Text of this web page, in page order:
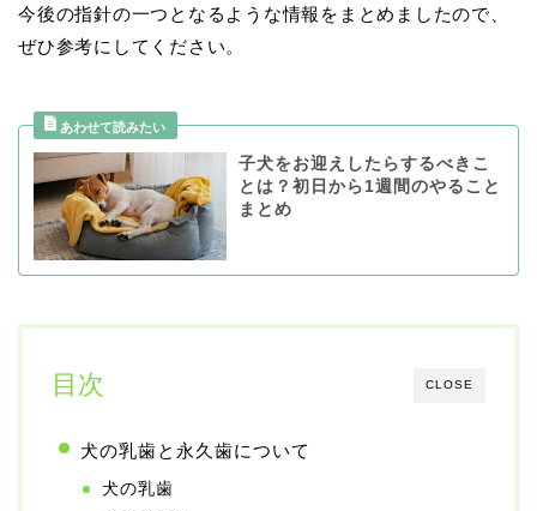
今後の指針の一つとなるような情報をまとめましたので、
ぜひ参考にしてください。
子犬をお迎えしたらするべきこ
とは？初日から1週間のやること
まとめ
CLOSE
目次
犬の乳歯と永久歯について
犬の乳歯